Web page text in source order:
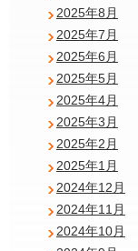
2025年8月
2025年7月
2025年6月
2025年5月
2025年4月
2025年3月
2025年2月
2025年1月
2024年12月
2024年11月
2024年10月